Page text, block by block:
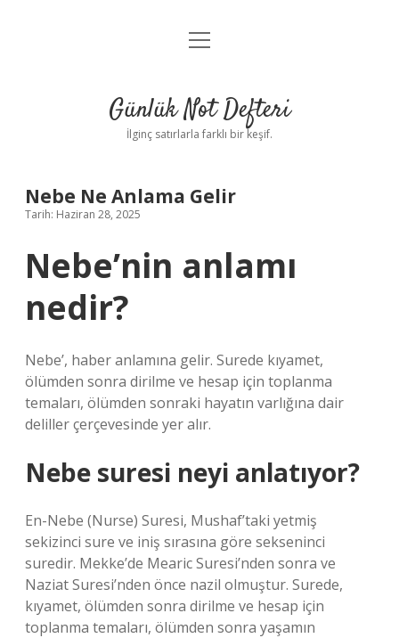
Anasayfa
Yasal Uyarı
menüyü
Günlük Not Defteri
İlginç satırlarla farklı bir keşif.
Nebe Ne Anlama Gelir
Tarih: Haziran 28, 2025
Nebe’nin anlamı
nedir?
Nebe’, haber anlamına gelir. Surede kıyamet,
ölümden sonra dirilme ve hesap için toplanma
temaları, ölümden sonraki hayatın varlığına dair
deliller çerçevesinde yer alır.
Nebe suresi neyi anlatıyor?
En-Nebe (Nurse) Suresi, Mushaf’taki yetmiş
sekizinci sure ve iniş sırasına göre sekseninci
suredir. Mekke’de Mearic Suresi’nden sonra ve
Naziat Suresi’nden önce nazil olmuştur. Surede,
kıyamet, ölümden sonra dirilme ve hesap için
toplanma temaları, ölümden sonra yaşamın